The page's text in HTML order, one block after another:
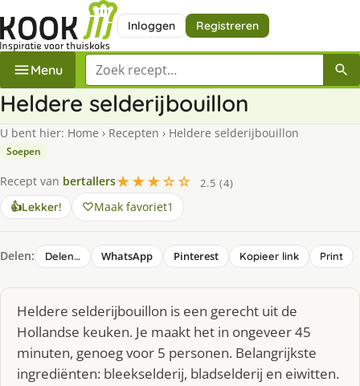
Inloggen Registreren
Menu Zoek een recept
Heldere selderijbouillon
U bent hier: Home › Recepten › Heldere selderijbouillon
Soepen
Recept van bertallers★★★☆☆
2.5 (4)
👍Lekker! Maak favoriet1
Delen: Delen… WhatsApp Pinterest Kopieer link Print
Heldere selderijbouillon is een gerecht uit de
Hollandse keuken. Je maakt het in ongeveer 45
minuten, genoeg voor 5 personen. Belangrijkste
ingrediënten: bleekselderij, bladselderij en eiwitten.